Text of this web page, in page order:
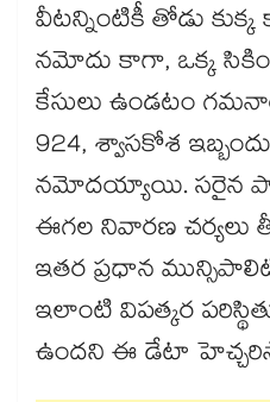
వీటన్నింటికీ తోడు కుక్క
నమోదు కాగా, ఒక్క
కేసులు ఉండటం
924, శ్వాసకోశ
నమోదయ్యాయి. సరైన
ఈగల నివారణ చర్యలు
ఇతర ప్రధాన
ఇలాంటి విపత్కర
ఉందని ఈ డేటా